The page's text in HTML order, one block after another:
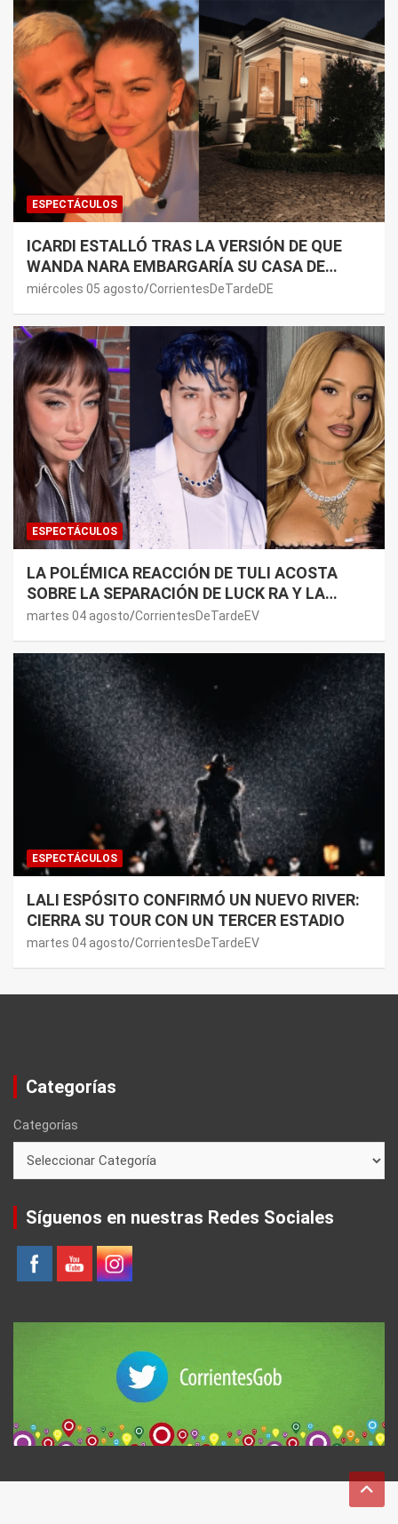
ESPECTÁCULOS
ICARDI ESTALLÓ TRAS LA VERSIÓN DE QUE
WANDA NARA EMBARGARÍA SU CASA DE
NORDELTA: “NECESITAN RASCAR DE ALGÚN
miércoles 05 agosto CorrientesDeTardeDE
ESPECTÁCULOS
LA POLÉMICA REACCIÓN DE TULI ACOSTA
SOBRE LA SEPARACIÓN DE LUCK RA Y LA
JOAQUI: “¿MI VERDAD?”
martes 04 agosto CorrientesDeTardeEV
ESPECTÁCULOS
LALI ESPÓSITO CONFIRMÓ UN NUEVO RIVER:
CIERRA SU TOUR CON UN TERCER ESTADIO
martes 04 agosto CorrientesDeTardeEV
Categorías
Categorías
Síguenos en nuestras Redes Sociales